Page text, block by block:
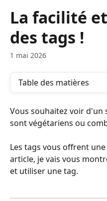
La facilité
des tags !
1 mai 2026
Table des matières
Vous souhaitez voir
sont végétariens ou
Les tags vous offrent
article, je vais vous
et utiliser une tag.